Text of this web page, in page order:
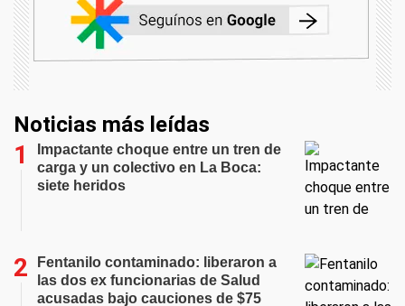
Noticias más leídas
Impactante choque entre un tren de
carga y un colectivo en La Boca:
siete heridos
Fentanilo contaminado: liberaron a
las dos ex funcionarias de Salud
acusadas bajo cauciones de $75